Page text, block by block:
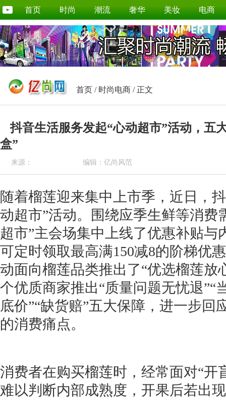
首页 时尚 潮流 奢华 美妆 电商
首页 / 时尚电商 / 正文
抖音生活服务发起“心动超市”活动，五
盒”
来源： 编辑：亿尚风范
随着榴莲迎来集中上市季，近日，
动超市”活动。围绕应季生鲜等消费
超市”主会场集中上线了优惠补贴与
可定时领取最高满150减8的阶梯优
动面向榴莲品类推出了“优选榴莲放
个优质商家推出“质量问题无忧退”“
底价”“缺货赔”五大保障，进一步回
的消费痛点。
消费者在购买榴莲时，经常面对“开
难以判断内部成熟度，开果后若出